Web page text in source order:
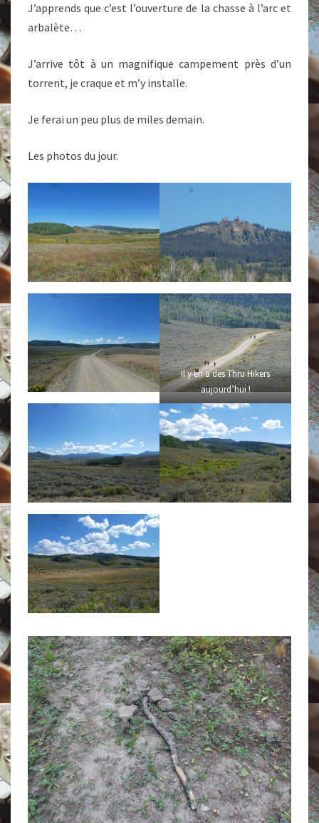
J’apprends que c’est l’ouverture de la chasse à l’arc et
arbalète…
J’arrive tôt à un magnifique campement près d’un
torrent, je craque et m’y installe.
Je ferai un peu plus de miles demain.
Les photos du jour.
Il y en a des Thru Hikers
aujourd’hui !